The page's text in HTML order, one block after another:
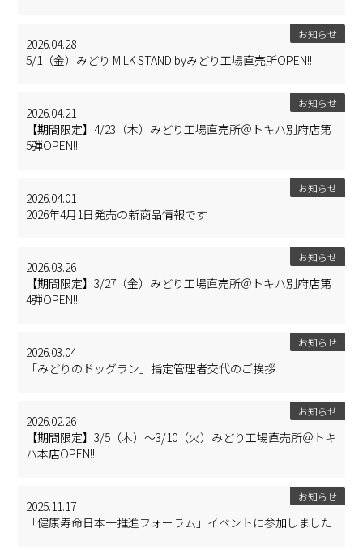
お知らせ
2026.04.28
5/1（金）みどり MILK STAND byみどり工場直売所OPEN!!
お知らせ
2026.04.21
【期間限定】4/23（木）みどり工場直売所＠トキハ別府店第
5弾OPEN!!
お知らせ
2026.04.01
2026年4月1日発売の新商品情報です
お知らせ
2026.03.26
【期間限定】3/27（金）みどり工場直売所＠トキハ別府店第
4弾OPEN!!
お知らせ
2026.03.04
「みどりのドッグラン」指定管理者交代のご挨拶
お知らせ
2026.02.26
【期間限定】3/5（木）～3/10（火）みどり工場直売所＠トキ
ハ本店OPEN!!
お知らせ
2025.11.17
「健康寿命日本一推進フォーラム」イベントに参加しました